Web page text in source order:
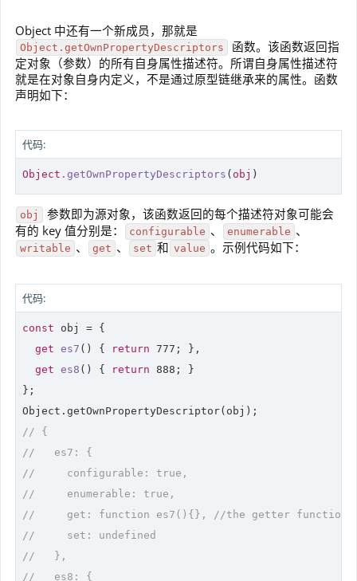
Object 中还有一个新成员，那就是
Object.getOwnPropertyDescriptors
函数。该函数返回指
定对象（参数）的所有自身属性描述符。所谓自身属性描述符
就是在对象自身内定义，不是通过原型链继承来的属性。函数
声明如下：
代码:
Object .getOwnPropertyDescriptors ( obj )
obj
参数即为源对象，该函数返回的每个描述符对象可能会
有的 key 值分别是：
configurable 、 enumerable 、
writable 、 get 、 set 和 value 。示例代码如下：
代码:
const obj = {
get es7 ( ) { return 777 ; },
get es8 ( ) { return 888 ; }
};
// {
//   es7: {
//     configurable: true,
//     enumerable: true,
//     get: function es7(){}, //the getter function
//     set: undefined
//   },
//   es8: {